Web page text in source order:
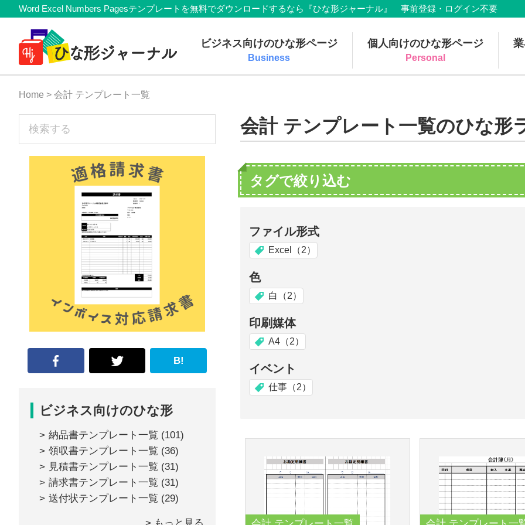
Skip
primary
navigation
Skip
content
Skip
primary
sidebar
Skip
footer
Member
Navigation
Word Excel Numbers Pagesテンプレートを無料でダウンロードするなら『ひな形ジャーナル』 事前登録・ログイン不要
料
テ
レ
Windows)
形
ジ
ャ
ー
ナ
ビジネス向けのひな形ページ
Business
個人向けのひな形ページ
Personal
Home > 会計 テンプレート一覧
会計 テンプレート一覧のひな形
タグで絞り込む
ファイル形式
Excel（2）
色
白（2）
印刷媒体
A4（2）
イベント
仕事（2）
sidebar
B!
ビジネス向けのひな形
納品書テンプレート一覧 (101)
領収書テンプレート一覧 (36)
見積書テンプレート一覧 (31)
請求書テンプレート一覧 (31)
送付状テンプレート一覧 (29)